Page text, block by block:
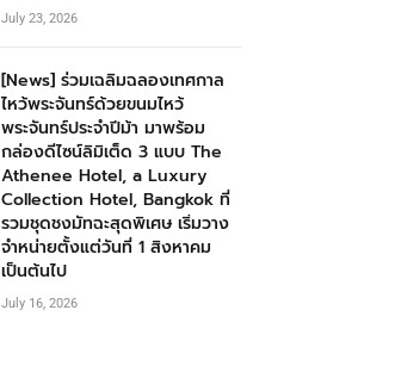
July 23, 2026
[News] ร่วมเฉลิมฉลองเทศกาล
ไหว้พระจันทร์ด้วยขนมไหว้
พระจันทร์ประจำปีม้า มาพร้อม
กล่องดีไซน์ลิมิเต็ด 3 แบบ The
Athenee Hotel, a Luxury
Collection Hotel, Bangkok ที่
รวมชุดชงมัทฉะสุดพิเศษ เริ่มวาง
จำหน่ายตั้งแต่วันที่ 1 สิงหาคม
เป็นต้นไป
July 16, 2026